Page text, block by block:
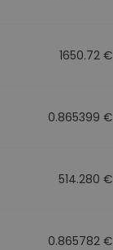
1650.72 €
0.865399 €
514.280 €
0.865782 €